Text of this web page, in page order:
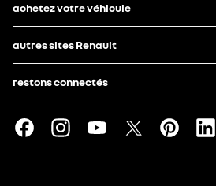
achetez votre véhicule
autres sites Renault
restons connectés